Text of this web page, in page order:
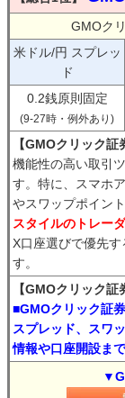
GMOク
米ドル/円 スプレッ
ド
0.2銭原則固定
(9-27時・例外あり)
【GMOクリック
機能性の高い取引
す。特に、スマホ
やスワップポイン
スタイルのトレー
X口座選びで優先
す。
【GMOクリック証
■GMOクリック証
スプレッド、スワ
情報や口座開設ま